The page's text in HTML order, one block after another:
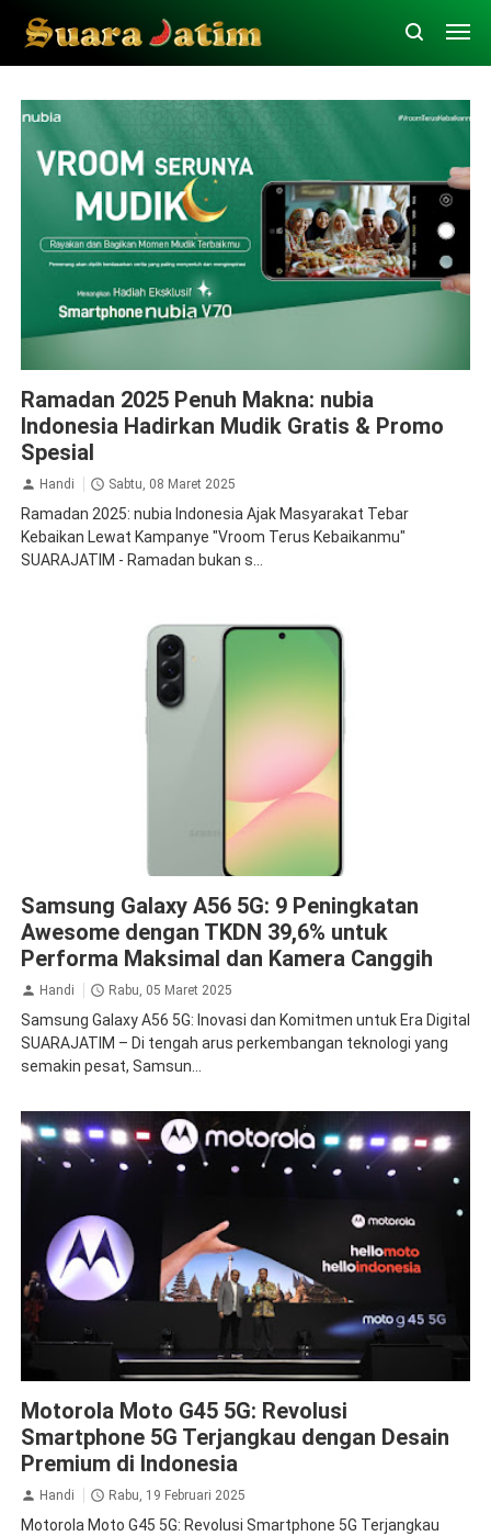
Ramadan 2025 Penuh Makna: nubia
Indonesia Hadirkan Mudik Gratis & Promo
Spesial
Handi Sabtu, 08 Maret 2025
Ramadan 2025: nubia Indonesia Ajak Masyarakat Tebar
Kebaikan Lewat Kampanye "Vroom Terus Kebaikanmu"
SUARAJATIM - Ramadan bukan s...
Samsung Galaxy A56 5G: 9 Peningkatan
Awesome dengan TKDN 39,6% untuk
Performa Maksimal dan Kamera Canggih
Handi Rabu, 05 Maret 2025
Samsung Galaxy A56 5G: Inovasi dan Komitmen untuk Era Digital
SUARAJATIM – Di tengah arus perkembangan teknologi yang
semakin pesat, Samsun...
Motorola Moto G45 5G: Revolusi
Smartphone 5G Terjangkau dengan Desain
Premium di Indonesia
Handi Rabu, 19 Februari 2025
Motorola Moto G45 5G: Revolusi Smartphone 5G Terjangkau